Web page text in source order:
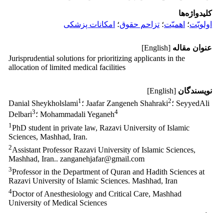
کلیدواژه‌ها
اولویّت؛ اهمیّت؛ تزاحم حقوق؛ امکانات پزشکی
عنوان مقاله [English]
Jurisprudential solutions for prioritizing applicants in the
allocation of limited medical facilities
نویسندگان [English]
Danial Sheykholslami1 ؛ Jaafar Zangeneh Shahraki2؛ SeyyedAli
Delbari3 ؛ Mohammadali Yeganeh4
1 PhD student in private law, Razavi University of Islamic
Sciences, Mashhad, Iran.
2Assistant Professor Razavi University of Islamic Sciences,
Mashhad, Iran.. zanganehjafar@gmail.com
3Professor in the Department of Quran and Hadith Sciences at
Razavi University of Islamic Sciences. Mashhad, Iran
4Doctor of Anesthesiology and Critical Care, Mashhad
University of Medical Sciences